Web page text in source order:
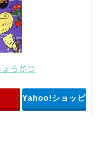
うがつ
Yahoo!ショッピン